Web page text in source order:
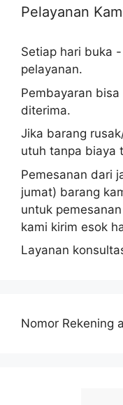
h
r
:
Pelayanan
Setiap hari buka
pelayanan.
Pembayaran
diterima.
Jika barang
utuh tanpa biaya
Pemesanan dari
jumat) barang
untuk
kami kirim esok
Layanan
Nomor Rekening